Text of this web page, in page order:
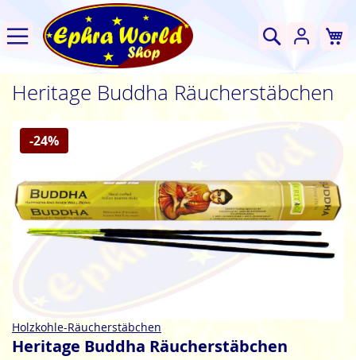
Suche
Heritage Buddha Räucherstäbchen
Zum
Ende
der
springen
-24%
Zum
Anfang
Holzkohle-Räucherstäbchen
Heritage Buddha Räucherstäbchen